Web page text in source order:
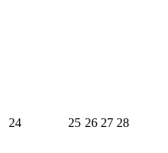
24 25 26 27 28